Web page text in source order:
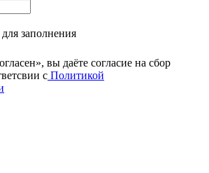
заполнения
вы даёте cогласие на сбор
с Политикой